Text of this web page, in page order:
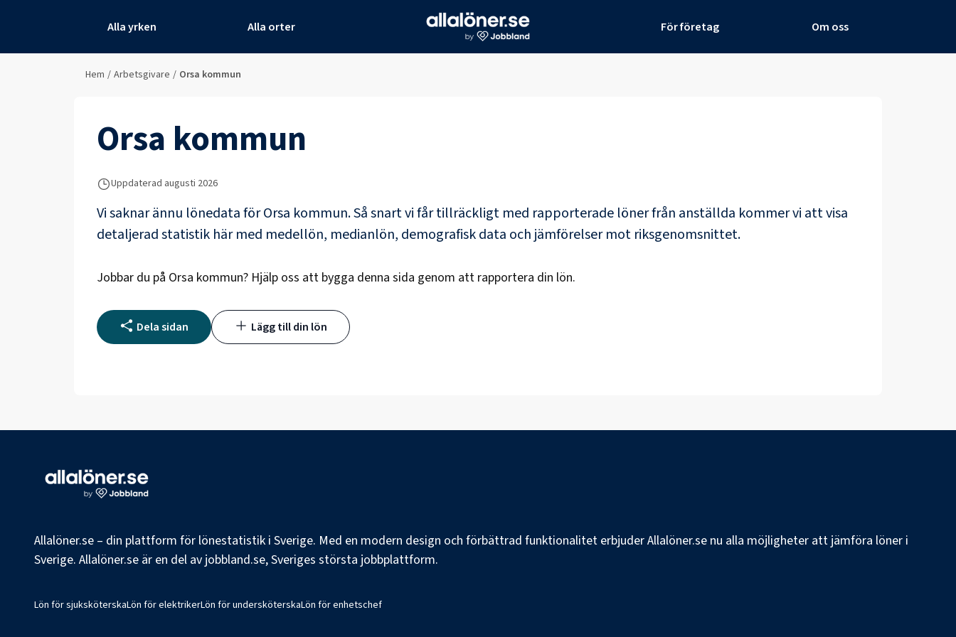
Alla yrken Alla orter För företag Om oss
Hem / Arbetsgivare / Orsa kommun
Orsa kommun
Uppdaterad augusti 2026
Vi saknar ännu lönedata förOrsa kommun. Så snart vi får tillräckligt med rapporterade löner från anställda kommer vi att visa
detaljerad statistik här med medellön, medianlön, demografisk data och jämförelser mot riksgenomsnittet.
Jobbar du på Orsa kommun? Hjälp oss att bygga denna sida genom att rapportera din lön.
Dela sidan Lägg till din lön
Allalöner.se – din plattform för lönestatistik i Sverige. Med en modern design och förbättrad funktionalitet erbjuder Allalöner.se nu alla möjligheter att jämföra löner i
Sverige. Allalöner.se är en del av jobbland.se, Sveriges största jobbplattform.
Lön för sjuksköterskaLön för elektrikerLön för undersköterskaLön för enhetschef